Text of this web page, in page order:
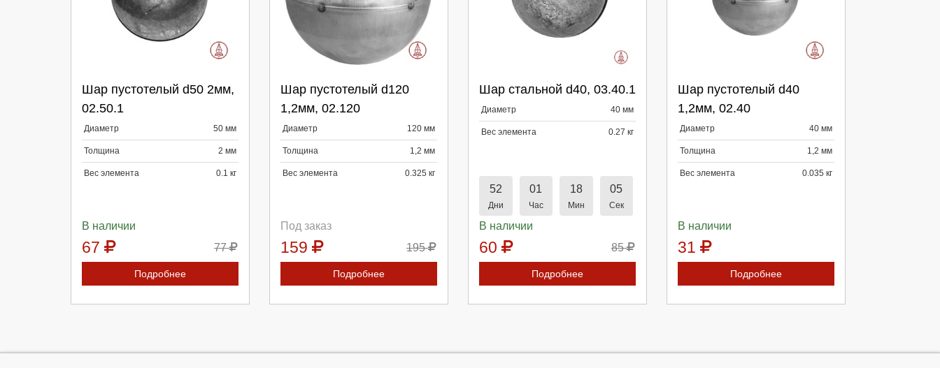
Шар пустотелый d50 2мм,
02.50.1
Диаметр 50 мм
Толщина 2 мм
Вес элемента 0.1 кг
В наличии
67 77
Подробнее
Выберите количество:
Шар пустотелый d120
1,2мм, 02.120
Диаметр 120 мм
Толщина 1,2 мм
Вес элемента 0.325 кг
Под заказ
159 195
Подробнее
Выберите количество:
52
Дни
01
Час
18
Мин
04
Сек
Шар стальной d40, 03.40.1
Диаметр 40 мм
Вес элемента 0.27 кг
В наличии
60 85
Подробнее
Выберите количество:
Продолжить Отмена
Шар пустотелый d40
1,2мм, 02.40
Диаметр 40 мм
Толщина 1,2 мм
Вес элемента 0.035 кг
В наличии
31
Подробнее
Выберите количество: